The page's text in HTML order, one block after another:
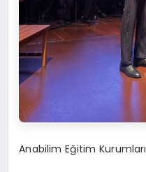
Anabilim Eğitim Kurumları